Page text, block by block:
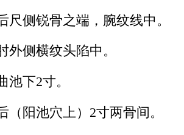
尺侧锐骨之端，腕纹线中。
外侧横纹头陷中。
池下2寸。
（阳池穴上）2寸两骨间。